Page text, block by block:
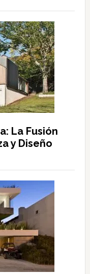
La Fusión
y Diseño